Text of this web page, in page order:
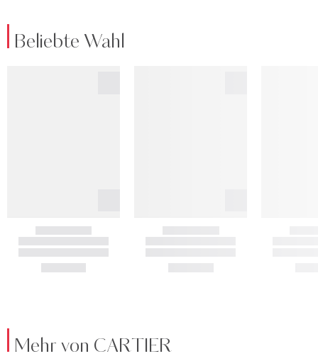
Beliebte Wahl
Mehr von CARTIER